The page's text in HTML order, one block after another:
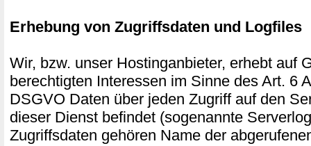
Erhebung von Zugriffsdaten und Logfiles
Wir, bzw. unser Hostinganbieter, erhebt auf
berechtigten Interessen im Sinne des Art. 6
DSGVO Daten über jeden Zugriff auf den
dieser Dienst befindet (sogenannte
Zugriffsdaten gehören Name der